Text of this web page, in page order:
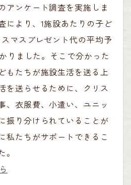
アンケート調査を実施しま
により、1施設あたりの子ど
マスプレゼント代の平均予
りました。そこで分かった
もたちが施設生活を送る上
を送らせるために、クリス
、衣服費、小遣い、ユニッ
振り分けられていることが
私たちがサポートできるこ